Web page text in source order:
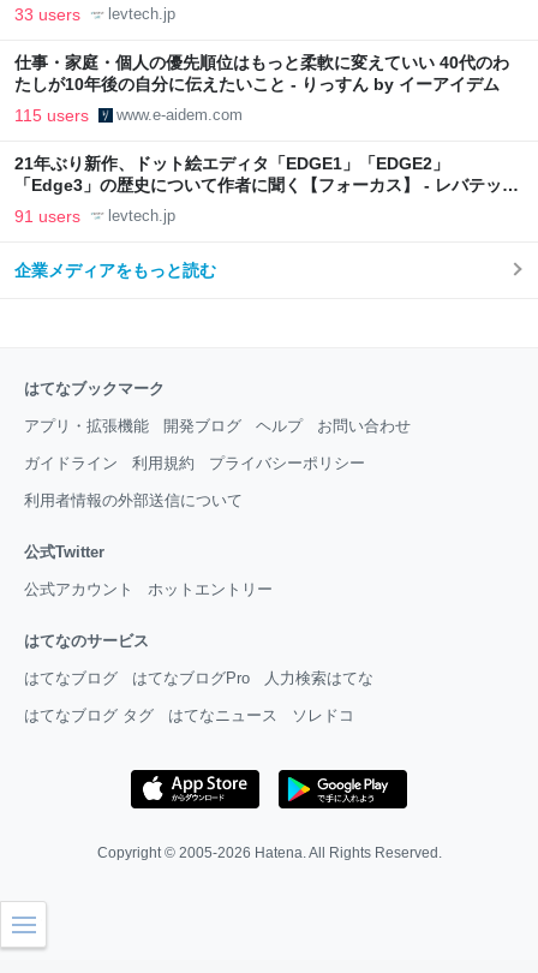
33 users levtech.jp
仕事・家庭・個人の優先順位はもっと柔軟に変えていい 40代のわ
たしが10年後の自分に伝えたいこと - りっすん by イーアイデム
115 users www.e-aidem.com
21年ぶり新作、ドット絵エディタ「EDGE1」「EDGE2」
「Edge3」の歴史について作者に聞く【フォーカス】 - レバテック
LAB
91 users levtech.jp
企業メディアをもっと読む
はてなブックマーク
アプリ・拡張機能 開発ブログ ヘルプ お問い合わせ
ガイドライン 利用規約 プライバシーポリシー
利用者情報の外部送信について
公式Twitter
公式アカウント ホットエントリー
はてなのサービス
はてなブログ はてなブログPro 人力検索はてな
はてなブログ タグ はてなニュース ソレドコ
Copyright © 2005-2026 Hatena . All Rights Reserved.